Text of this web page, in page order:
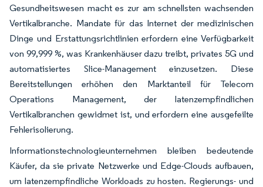
Gesundheitswesen macht es zur am schnellsten wachsenden
Vertikalbranche. Mandate für das Internet der medizinischen
Dinge und Erstattungsrichtlinien erfordern eine Verfügbarkeit
von 99,999 %, was Krankenhäuser dazu treibt, privates 5G und
automatisiertes Slice-Management einzusetzen. Diese
Bereitstellungen erhöhen den Marktanteil für Telecom
Operations Management, der latenzempfindlichen
Vertikalbranchen gewidmet ist, und erfordern eine ausgefeilte
Fehlerisolierung.
Informationstechnologieunternehmen bleiben bedeutende
Käufer, da sie private Netzwerke und Edge-Clouds aufbauen,
um latenzempfindliche Workloads zu hosten. Regierungs- und